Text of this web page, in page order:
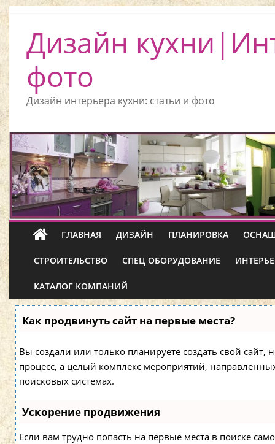
Дизайн
фото
Дизайн интерьера кухни: статьи и фото
ГЛАВНАЯ ДИЗАЙН ПЛАНИРОВКА
СТРОИТЕЛЬСТВО СПЕЦ ОБОРУДОВАНИЕ
КАТАЛОГ КОМПАНИЙ
Как продвинуть сайт на первые места?
Вы создали или только планируете создать свой сайт,
процесс, а целый комплекс мероприятий,
поисковых системах.
Ускорение продвижения
Если вам трудно попасть на первые места в поиске